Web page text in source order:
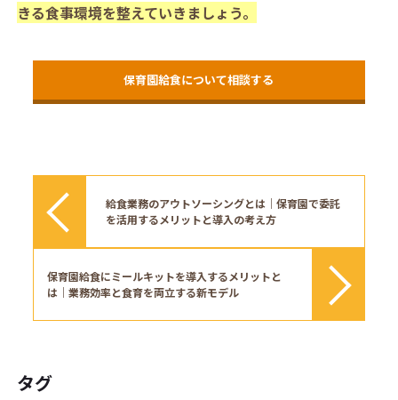
きる食事環境を整えていきましょう。
保育園給食について相談する
給食業務のアウトソーシングとは｜保育園で委託
を活用するメリットと導入の考え方
保育園給食にミールキットを導入するメリットと
は｜業務効率と食育を両立する新モデル
タグ